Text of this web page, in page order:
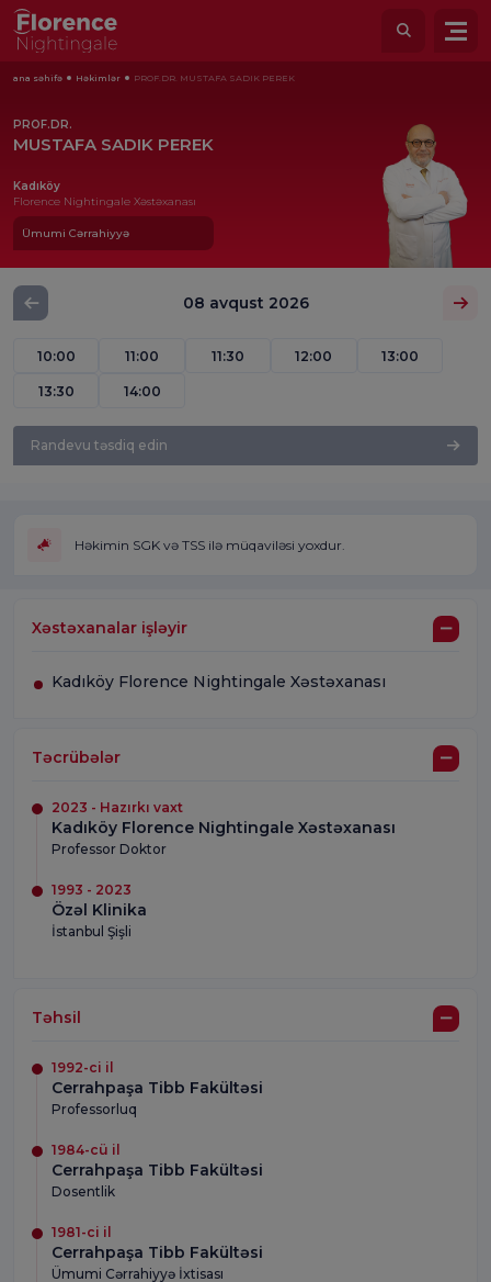
ana səhifə Həkimlər PROF.DR. MUSTAFA SADIK PEREK
PROF.DR.
MUSTAFA SADIK PEREK
Kadıköy
Florence Nightingale Xəstəxanası
Ümumi Cərrahiyyə
08 avqust 2026
10:00 11:00 11:30 12:00 13:00
13:30 14:00
Randevu təsdiq edin
Həkimin SGK və TSS ilə müqaviləsi yoxdur.
Xəstəxanalar işləyir
Kadıköy Florence Nightingale Xəstəxanası
Təcrübələr
2023 - Hazırkı vaxt
Kadıköy Florence Nightingale Xəstəxanası
Professor Doktor
1993 - 2023
Özəl Klinika
İstanbul Şişli
Təhsil
1992-ci il
Cerrahpaşa Tibb Fakültəsi
Professorluq
1984-cü il
Cerrahpaşa Tibb Fakültəsi
Dosentlik
1981-ci il
Cerrahpaşa Tibb Fakültəsi
Ümumi Cərrahiyyə İxtisası